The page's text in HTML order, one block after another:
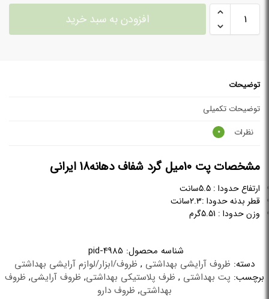
افزودن به سبد خرید
توضیحات
توضیحات تکمیلی
نظرات
0
مشخصات پت 10میل گرد شفاف دهانه18 ایرانی
ارتفاع حدودا : 5.5سانت
قطر بدنه حدودا :2.3سانت
وزن حدودا : 5.51گرم
شناسه محصول: pid-4985
دسته: ظروف آرایشی بهداشتی , ظروف/ابزار/لوازم آرایشی بهداشتی
برچسب: پت بهداشتی , ظرف پلاستیکی بهداشتی, ظروف آرایشی, ظروف
بهداشتی, ظروف دارو